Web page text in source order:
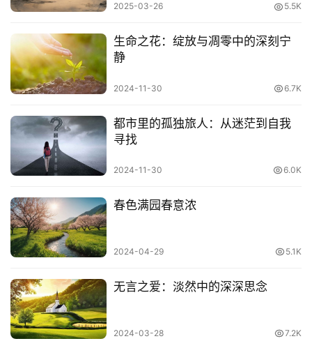
【译文】动辄就讲一些不合情理、违心的话，最易折损自己
的寿命；忘恩负义、记小仇的人，难以考学科第。
【译文】小成就骄傲自满、目空四海的人成不了大气候；大
成就而不骄傲的人，福报深厚无边。
·欺蔽阴私，纵有荣华儿不享；公平正直，虽无子息死为
神。
【译文】恶行隐蔽、行为不光明的人，纵有荣华富贵，儿孙
神。
·开口说轻生，临大节决然规避；逢人称知己，即深交究竟
平常。
2025-03-26 5.5K
生命之花：绽放与凋零中的深刻宁
静
2024-11-30 6.7K
都市里的孤独旅人：从迷茫到自我
寻找
2024-11-30 6.0K
春色满园春意浓
2024-04-29 5.1K
无言之爱：淡然中的深深思念
2024-03-28 7.2K